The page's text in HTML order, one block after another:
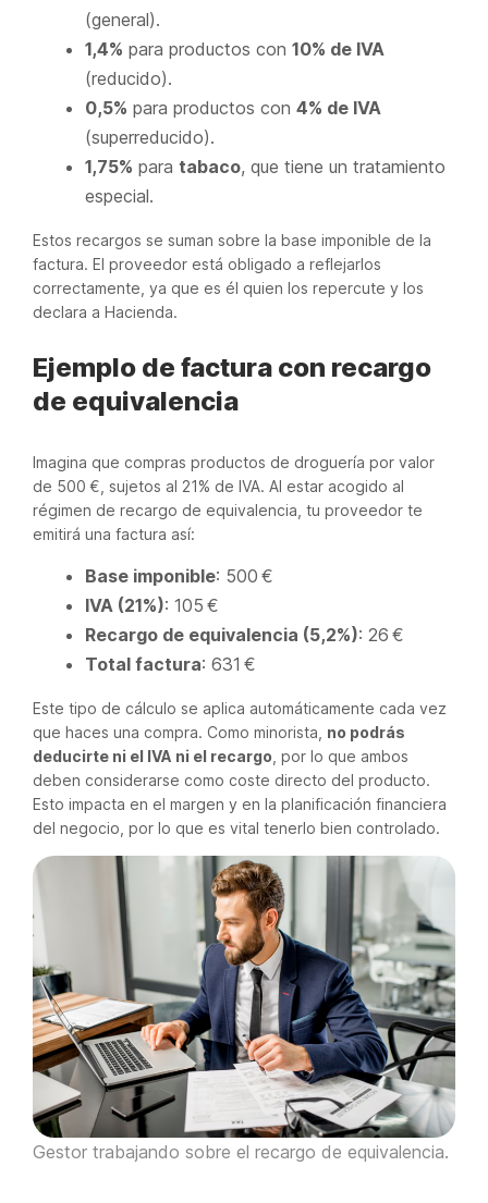
(general).
1,4% para productos con 10% de IVA
(reducido).
0,5% para productos con 4% de IVA
(superreducido).
1,75% para tabaco, que tiene un tratamiento
especial.
Estos recargos se suman sobre la base imponible de la
factura. El proveedor está obligado a reflejarlos
correctamente, ya que es él quien los repercute y los
declara a Hacienda.
Ejemplo de factura con recargo
de equivalencia
Imagina que compras productos de droguería por valor
de 500 €, sujetos al 21% de IVA. Al estar acogido al
régimen de recargo de equivalencia, tu proveedor te
emitirá una factura así:
Base imponible: 500 €
IVA (21%): 105 €
Recargo de equivalencia (5,2%): 26 €
Total factura: 631 €
Este tipo de cálculo se aplica automáticamente cada vez
que haces una compra. Como minorista, no podrás
deducirte ni el IVA ni el recargo , por lo que ambos
deben considerarse como coste directo del producto.
Esto impacta en el margen y en la planificación financiera
del negocio, por lo que es vital tenerlo bien controlado.
Gestor trabajando sobre el recargo de equivalencia.